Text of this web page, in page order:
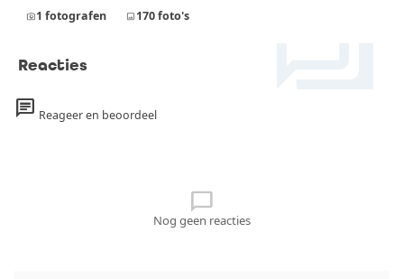
worden uitsluitend foto’s opgenomen die daadwerkelijk in
standvogel, broedvogel, doortrekker, wintergast of incidentele
photo_camera1 fotografen image 170foto's
Reacties
chat Reageer en beoordeel
chat_bubble_outline
Nog geen reacties